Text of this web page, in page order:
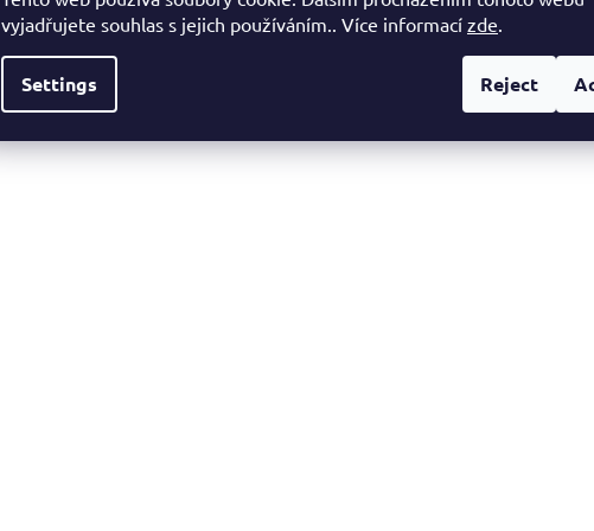
vyjadřujete souhlas s jejich používáním.. Více informací zde
Settings Reject